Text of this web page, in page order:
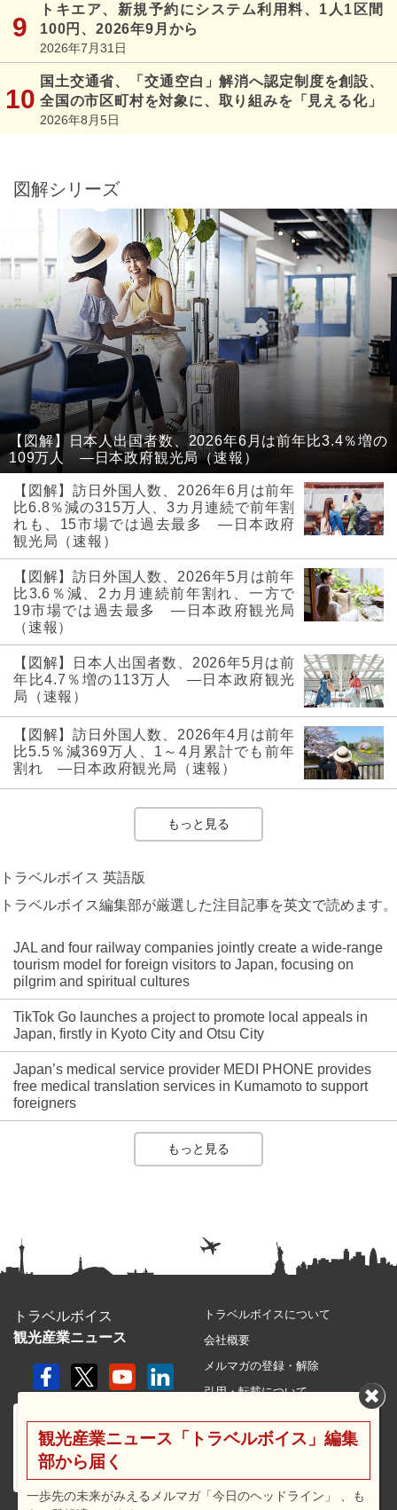
トキエア、新規予約にシステム利用料、1人1区間
100円、2026年9月から
2026年7月31日
国土交通省、「交通空白」解消へ認定制度を創設、
全国の市区町村を対象に、取り組みを「見える化」
2026年8月5日
図解シリーズ
【図解】日本人出国者数、2026年6月は前年比3.4％増の
109万人 ―日本政府観光局（速報）
【図解】訪日外国人数、2026年6月は前年
比6.8％減の315万人、3カ月連続で前年割
れも、15市場では過去最多 ―日本政府
観光局（速報）
【図解】訪日外国人数、2026年5月は前年
比3.6％減、2カ月連続前年割れ、一方で
19市場では過去最多 ―日本政府観光局
（速報）
【図解】日本人出国者数、2026年5月は前
年比4.7％増の113万人 ―日本政府観光
局（速報）
【図解】訪日外国人数、2026年4月は前年
比5.5％減369万人、1～4月累計でも前年
割れ ―日本政府観光局（速報）
もっと見る
トラベルボイス 英語版
トラベルボイス編集部が厳選した注目記事を英文で読めます。
JAL and four railway companies jointly create a wide-range
tourism model for foreign visitors to Japan, focusing on
pilgrim and spiritual cultures
TikTok Go launches a project to promote local appeals in
Japan, firstly in Kyoto City and Otsu City
Japan’s medical service provider MEDI PHONE provides
free medical translation services in Kumamoto to support
foreigners
もっと見る
トラベルボイス
観光産業ニュース
トラベルボイスについて
会社概要
メルマガの登録・解除
引用・転載について
利用規約
広告メニュー・料金
観光産業ニュース「トラベルボイス」編集
部から届く
一歩先の未来がみえるメルマガ「今日のヘッドライン」 、も